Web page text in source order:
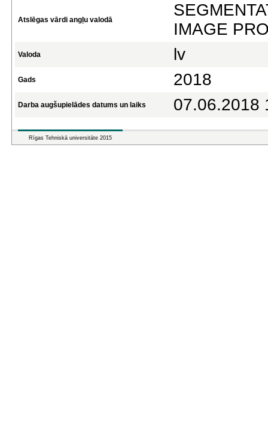
Atslēgas vārdi angļu valodā
IMAGE
Valoda lv
Gads 2018
Darba augšupielādes datums un laiks 07.06.2018
Rīgas Tehniskā universitāte 2015